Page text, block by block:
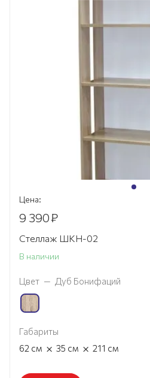
Цена:
9 390₽
Стеллаж ШКН-02
В наличии
Цвет — Дуб Бонифаций
Габариты
62 см × 35 см × 211 см